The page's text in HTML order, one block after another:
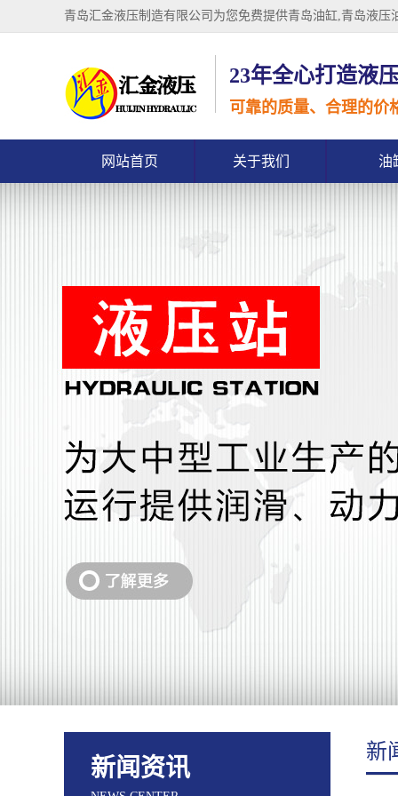
青岛汇金液压制造有限公司为您免费提供青岛油缸,青岛液压
23年全心打造液
可靠的质量、合理的价
网站首页 关于我们 油
新闻资讯
新